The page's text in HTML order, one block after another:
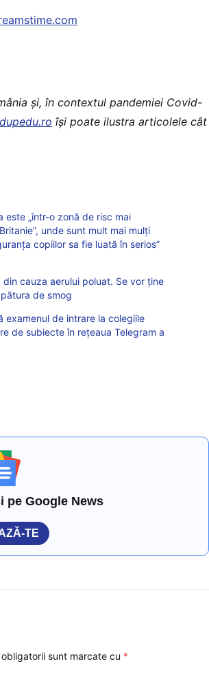
şi, în contextul pandemiei Covid-
îşi poate ilustra articolele cât
este „într-o zonă de risc mai
unde sunt mult mai mulți
copiilor sa fie luată în serios”
cauza aerului poluat. Se vor ține
de smog
examenul de intrare la colegiile
de subiecte în rețeaua Telegram a
pe Google News
TE
sunt marcate cu *